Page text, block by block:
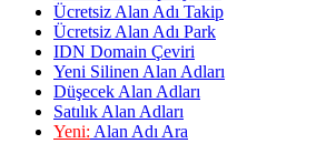
Ücretsiz Alan Adı Takip
Ücretsiz Alan Adı Park
IDN Domain Çeviri
Yeni Silinen Alan Adları
Düşecek Alan Adları
Satılık Alan Adları
Yeni: Alan Adı Ara